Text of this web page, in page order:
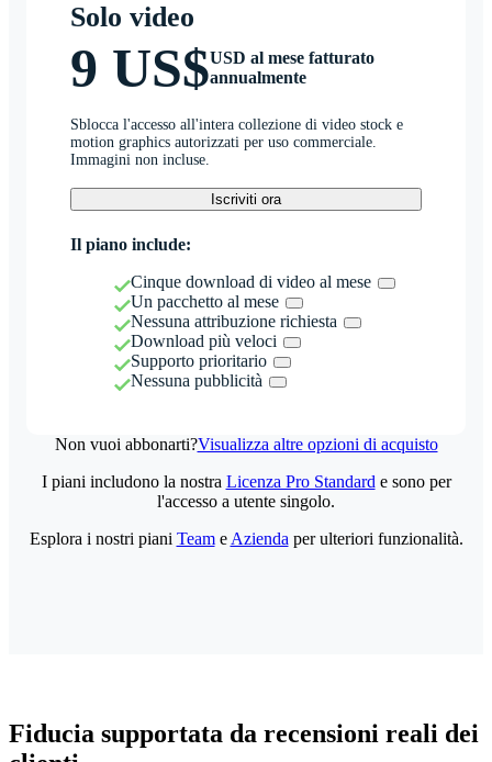
Solo video
9 US$USD al mese fatturato
annualmente
Sblocca l'accesso all'intera collezione di video stock e
motion graphics autorizzati per uso commerciale.
Immagini non incluse.
Iscriviti ora
Il piano include:
Cinque download di video al mese
Un pacchetto al mese
Nessuna attribuzione richiesta
Download più veloci
Supporto prioritario
Nessuna pubblicità
Non vuoi abbonarti?Visualizza altre opzioni di acquisto
I piani includono la nostra Licenza Pro Standard e sono per
l'accesso a utente singolo.
Esplora i nostri piani Teame Azienda per ulteriori funzionalità.
Fiducia supportata da recensioni reali dei